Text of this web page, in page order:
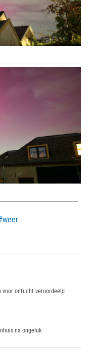
weer
voor ontucht veroordeeld
na ongeluk